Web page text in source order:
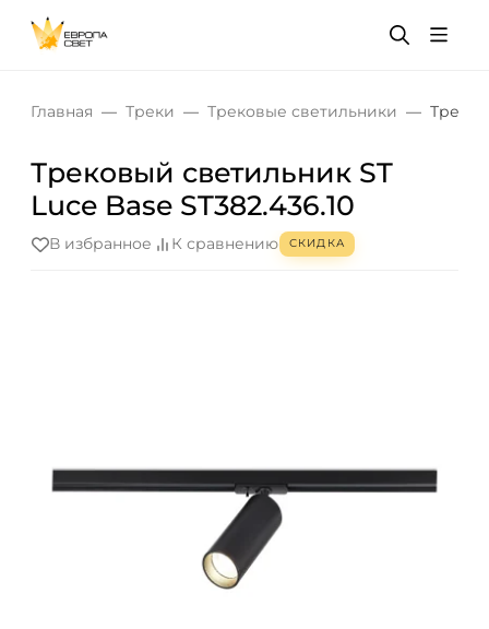
Главная Треки Трековые светильники
Трековый светильник ST
Luce Base ST382.436.10
В избранное К сравнению СКИДКА